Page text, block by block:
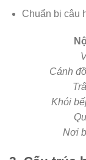
Chuẩn bị câu
Cánh
Khói
Nơi